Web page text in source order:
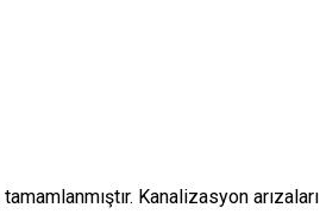
Kanalizasyon arızaları